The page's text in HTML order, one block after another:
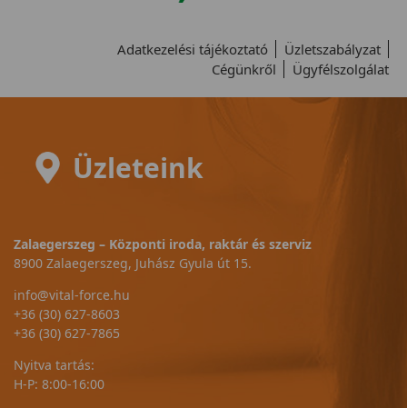
Adatkezelési tájékoztató
Üzletszabályzat
Cégünkről
Ügyfélszolgálat
Üzleteink
Zalaegerszeg – Központi iroda, raktár és szerviz
8900 Zalaegerszeg, Juhász Gyula út 15.
info@vital-force.hu
+36 (30) 627-8603
+36 (30) 627-7865
Nyitva tartás:
H-P: 8:00-16:00